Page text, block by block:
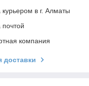
курьером в г. Алматы
почтой
компания
доставки